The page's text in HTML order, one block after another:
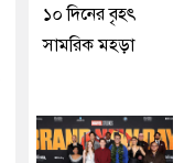
১০ দিনের বৃহৎ
সামরিক মহড়া